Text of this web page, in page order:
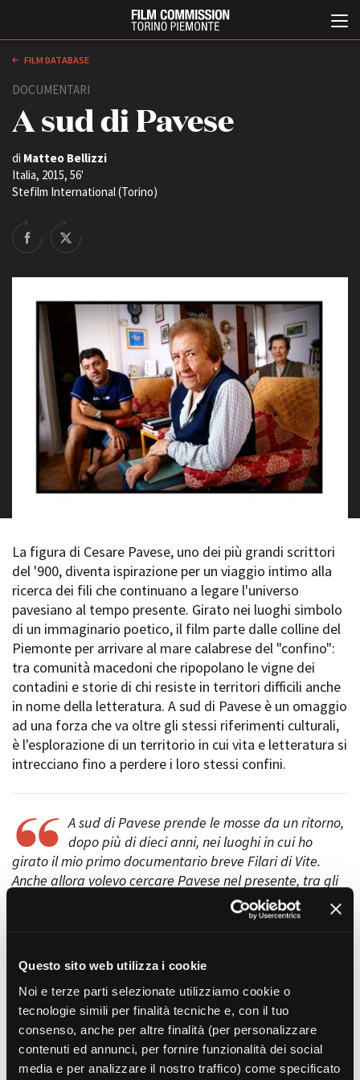
Questo sito web utilizza i cookie
Noi e terze parti selezionate utilizziamo cookie o
tecnologie simili per finalità tecniche e, con il tuo
consenso, anche per altre finalità (per personalizzare
contenuti ed annunci, per fornire funzionalità dei social
media e per analizzare il nostro traffico) come specificato
Chi siamo
Storia della Fondazione
Contatti
La sede
Partner
Rete regionale
Bilancio sociale
Amministrazione
trasparente
Bandi e gare
Sostenibilità ambientale
Location scouting
Spazi nella sede FCTP
Sala Casting
Sala Paolo Tenna
FILM FUNDS
Piemonte Film Tv Fund
Piemonte Film Tv
Development Fund
Piemonte Doc Film Fund
Short Film Fund
PRODUCTION GUIDE
Società di produzione
Professionisti
Attrici-Attori
Beginners
BOOK DATABASE
CASTING
Anteprime in Piemonte
TFI Torino Film Industry -
Production Days
Avenue Cove - Erasmus +
Guarda che storia!
La Grazia - Immagini e
location della Torino di Paolo
Sorrentino
Open Day
Ciak in TOur!
FESTIVAL, MARKETS,
AWARDS
Berlinale Internationalen
Filmfestspiele Berlin
Festival de Cannes
Biografilm Festival - Bio to B
Industry Days
Locarno Film Festival
Mostra Internazionale d’Arte
Cinematografica Venezia
Toronto International Film
Festival
Festa del Cinema di Roma
Torino Film Festival
David di Donatello
Premio Solinas
STRUMENTI
Location - Accedi al tuo
profilo
Location - Nuovo utente
Newsletter
Lavora con noi
per affidamento lavori in
economia
FILM DATABASE
DOCUMENTARI
A sud di Pavese
di Matteo Bellizzi
Italia, 2015, 56'
Stefilm International (Torino)
La figura di Cesare Pavese, uno dei più grandi scrittori
del '900, diventa ispirazione per un viaggio intimo alla
ricerca dei fili che continuano a legare l'universo
pavesiano al tempo presente. Girato nei luoghi simbolo
di un immaginario poetico, il film parte dalle colline del
Piemonte per arrivare al mare calabrese del "confino":
tra comunità macedoni che ripopolano le vigne dei
contadini e storie di chi resiste in territori difficili anche
in nome della letteratura. A sud di Pavese è un omaggio
ad una forza che va oltre gli stessi riferimenti culturali,
è l'esplorazione di un territorio in cui vita e letteratura si
intrecciano fino a perdere i loro stessi confini.
A sud di Pavese prende le mosse da un ritorno,
dopo più di dieci anni, nei luoghi in cui ho
girato il mio primo documentario breve Filari di Vite.
Anche allora volevo cercare Pavese nel presente, tra gli
ultimi contadini delle Langhe che sembravano usciti
dalle pagine dei romanzi. Tornare vuol dire percepire il
riferimenti letterari per andare oltre e vedere che cosa
rimane.
Pavese è diventato così la lente da indossare per
rileggere la realtà, per cercare storie là dove lui ha
trovato le sue, come se i luoghi fossero sorgenti ancora
attive.
Matteo Bellizi